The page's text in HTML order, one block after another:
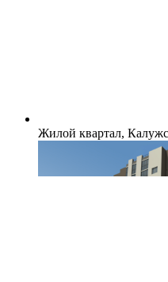
Жилой квартал,